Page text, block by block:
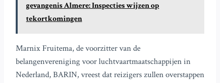
gevangenis Almere: Inspecties wijzen op
tekortkomingen
Marnix Fruitema, de voorzitter van de
belangenvereniging voor luchtvaartmaatschappijen in
Nederland, BARIN, vreest dat reizigers zullen overstappen